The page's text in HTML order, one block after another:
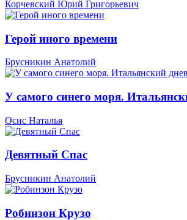
Корчевский Юрий Григорьевич
Герой иного времени
Брусникин Анатолий
У самого синего моря.
Осис Наталья
Девятный Спас
Брусникин Анатолий
Робинзон Крузо